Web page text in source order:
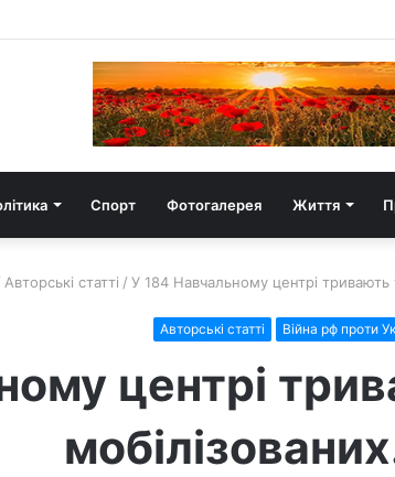
Спорт Фотогалерея Життя
Авторські статті / У 184 Навчальному центрі тривають
Авторські статті Війна рф проти
центрі